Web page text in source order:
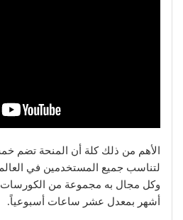
الأهم من ذلك كلة أن المنحة تضم
لتناسب جميع المستخدمين في العالم
أشهر بمعدل عشر ساعات أسبوعياً.